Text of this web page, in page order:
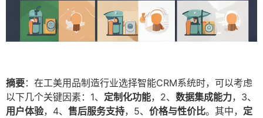
摘要：在工美用品制造行业选择智能CRM系统时，可以考虑
以下几个关键因素：1、 定制化功能，2、 数据集成能力，3、
用户体验，4、 售后服务支持，5、 价格与性价比。其中， 定